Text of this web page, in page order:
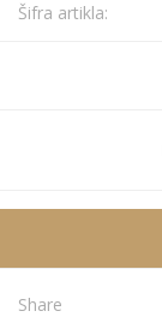
Šifra artikla:
Share